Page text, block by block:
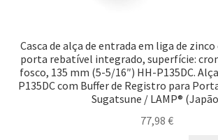
Casca de alça de entrada em liga de
porta rebatível integrado, superfície:
fosco, 135 mm (5-5/16″) HH-P135DC.
P135DC com Buffer de Registro para
Sugatsune / LAMP®
77,98 €